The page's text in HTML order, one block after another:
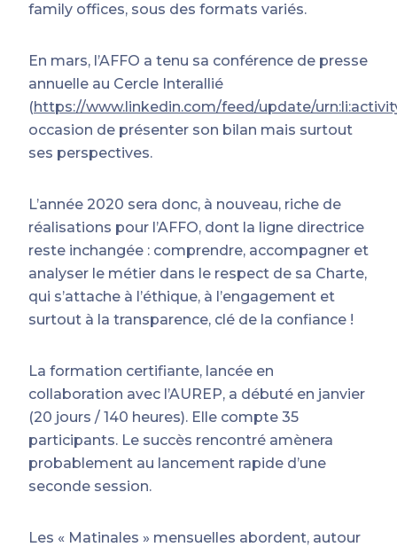
family offices, sous des formats variés.
En mars, l’AFFO a tenu sa conférence de presse
annuelle au Cercle Interallié
(https://www.linkedin.com/feed/update/
occasion de présenter son bilan mais surtout
ses perspectives.
L’année 2020 sera donc, à nouveau, riche de
réalisations pour l’AFFO, dont la ligne directrice
reste inchangée : comprendre, accompagner et
analyser le métier dans le respect de sa Charte,
qui s’attache à l’éthique, à l’engagement et
surtout à la transparence, clé de la confiance !
La formation certifiante, lancée en
collaboration avec l’AUREP, a débuté en janvier
(20 jours / 140 heures). Elle compte 35
participants. Le succès rencontré amènera
probablement au lancement rapide d’une
seconde session.
Les « Matinales » mensuelles abordent, autour